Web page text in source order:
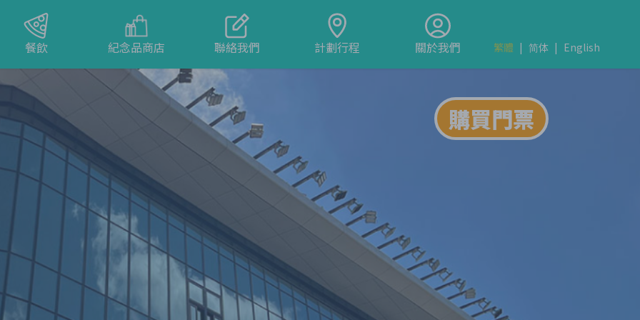
餐飲 紀念品商店 聯絡我們 計劃行程 關於我們 繁體 | 简体 | English
購買門票